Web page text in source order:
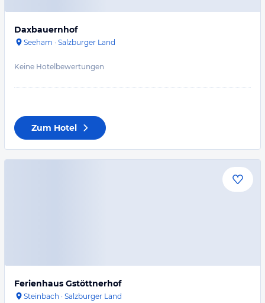
Daxbauernhof
Seeham · Salzburger Land
Keine Hotelbewertungen
Zum Hotel
Ferienhaus Gstöttnerhof
Steinbach · Salzburger Land